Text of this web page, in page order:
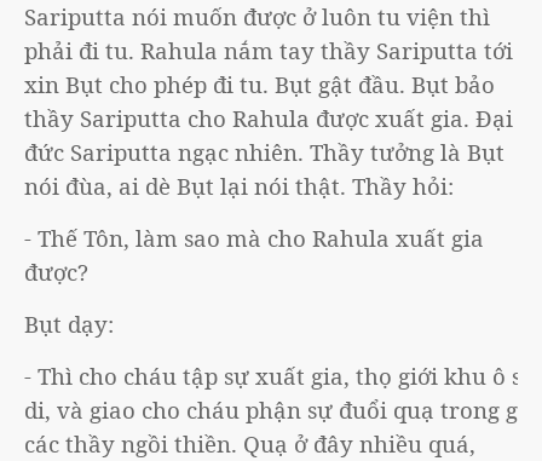
Sariputta nói muốn được ở luôn tu viện thì
phải đi tu. Rahula nắm tay thầy Sariputta tới
xin Bụt cho phép đi tu. Bụt gật đầu. Bụt bảo
thầy Sariputta cho Rahula được xuất gia. Đại
đức Sariputta ngạc nhiên. Thầy tưởng là Bụt
nói đùa, ai dè Bụt lại nói thật. Thầy hỏi:
- Thế Tôn, làm sao mà cho Rahula xuất gia
được?
Bụt dạy:
- Thì cho cháu tập sự xuất gia, thọ giới khu ô sa
di, và giao cho cháu phận sự đuổi quạ trong giờ
các thầy ngồi thiền. Quạ ở đây nhiều quá,